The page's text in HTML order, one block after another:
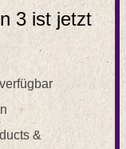
3 ist jetzt
&